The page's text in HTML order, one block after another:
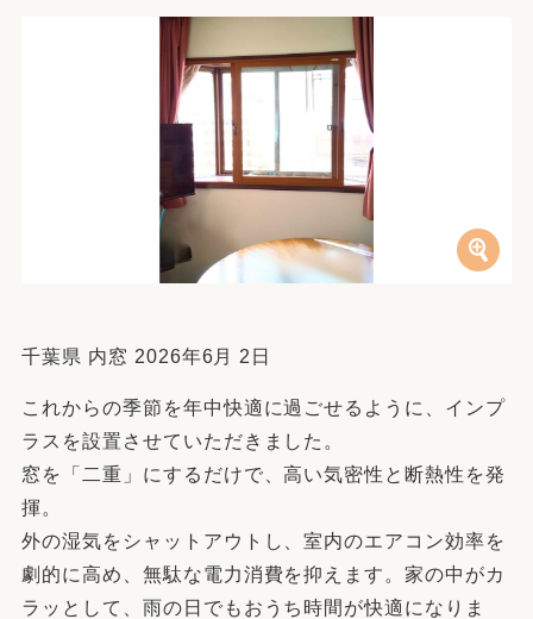
千葉県 内窓 2026年6月 2日
これからの季節を年中快適に過ごせるように、インプ
ラスを設置させていただきました。
窓を「二重」にするだけで、高い気密性と断熱性を発
揮。
外の湿気をシャットアウトし、室内のエアコン効率を
劇的に高め、無駄な電力消費を抑えます。家の中がカ
ラッとして、雨の日でもおうち時間が快適になりま